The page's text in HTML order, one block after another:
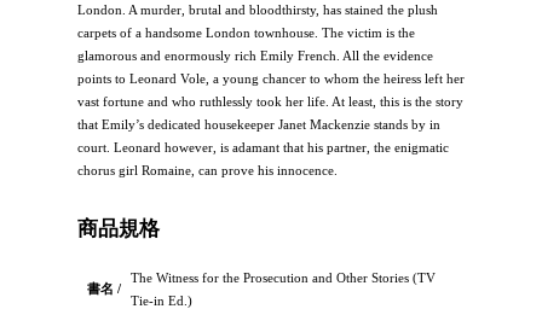
London. A murder, brutal and bloodthirsty, has stained the plush
carpets of a handsome London townhouse. The victim is the
glamorous and enormously rich Emily French. All the evidence
points to Leonard Vole, a young chancer to whom the heiress left her
vast fortune and who ruthlessly took her life. At least, this is the story
that Emily’s dedicated housekeeper Janet Mackenzie stands by in
court. Leonard however, is adamant that his partner, the enigmatic
chorus girl Romaine, can prove his innocence.
商品規格
書名 /
The Witness for the Prosecution and Other Stories (TV
Tie-in Ed.)